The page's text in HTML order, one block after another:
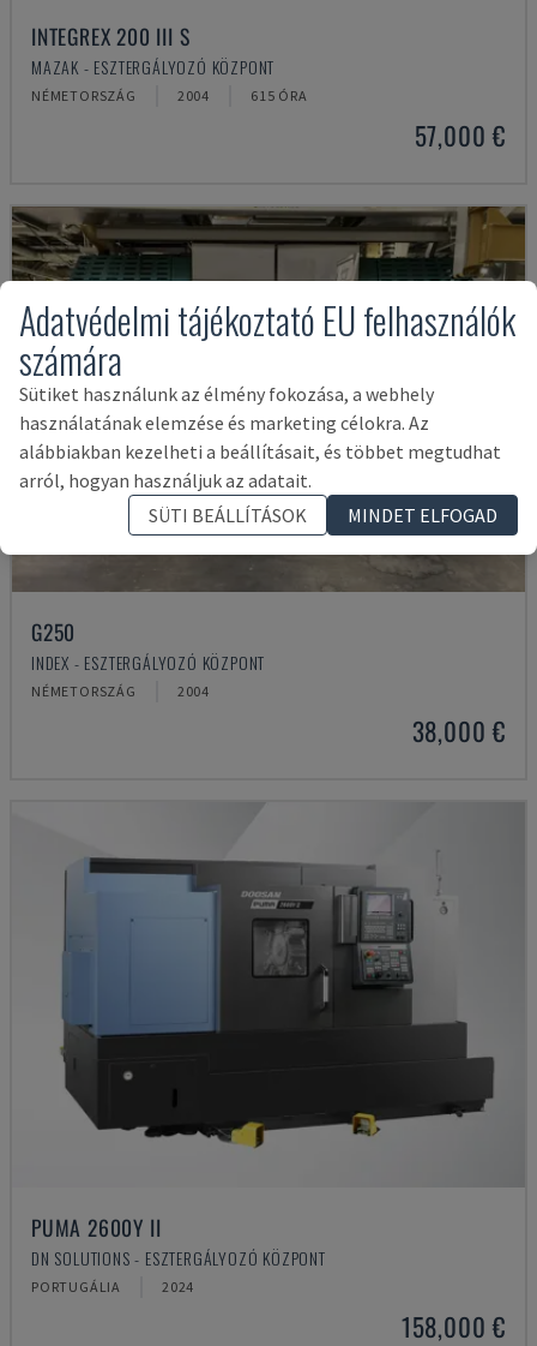
INTEGREX 200 III S
MAZAK - ESZTERGÁLYOZÓ KÖZPONT
NÉMETORSZÁG 2004 615 ÓRA
57,000 €
G250
INDEX - ESZTERGÁLYOZÓ KÖZPONT
NÉMETORSZÁG 2004
38,000 €
PUMA 2600Y II
DN SOLUTIONS - ESZTERGÁLYOZÓ KÖZPONT
PORTUGÁLIA 2024
158,000 €
Adatvédelmi tájékoztató EU felhasználók
számára
Sütiket használunk az élmény fokozása, a webhely
használatának elemzése és marketing célokra. Az
alábbiakban kezelheti a beállításait, és többet megtudhat
arról, hogyan használjuk az adatait.
SÜTI BEÁLLÍTÁSOK
MINDET ELFOGAD